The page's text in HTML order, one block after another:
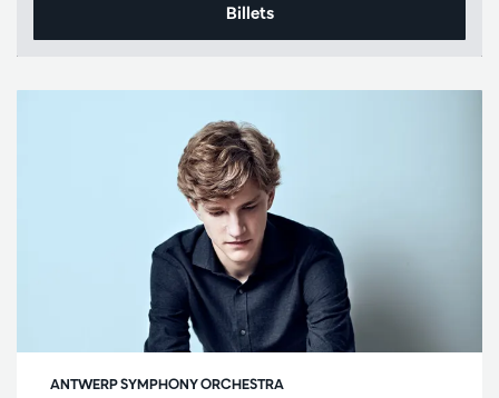
Billets
ANTWERP SYMPHONY ORCHESTRA